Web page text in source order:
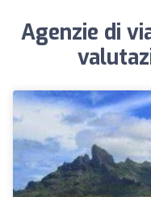
Agenzie di